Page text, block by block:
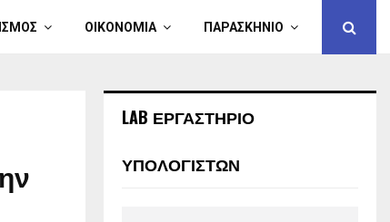
ΟΙΚΟΝΟΜΙΑ ΠΑΡΑΣΚΗΝΙΟ
LAB ΕΡΓΑΣΤΗΡΙΟ
ΥΠΟΛΟΓΙΣΤΩΝ